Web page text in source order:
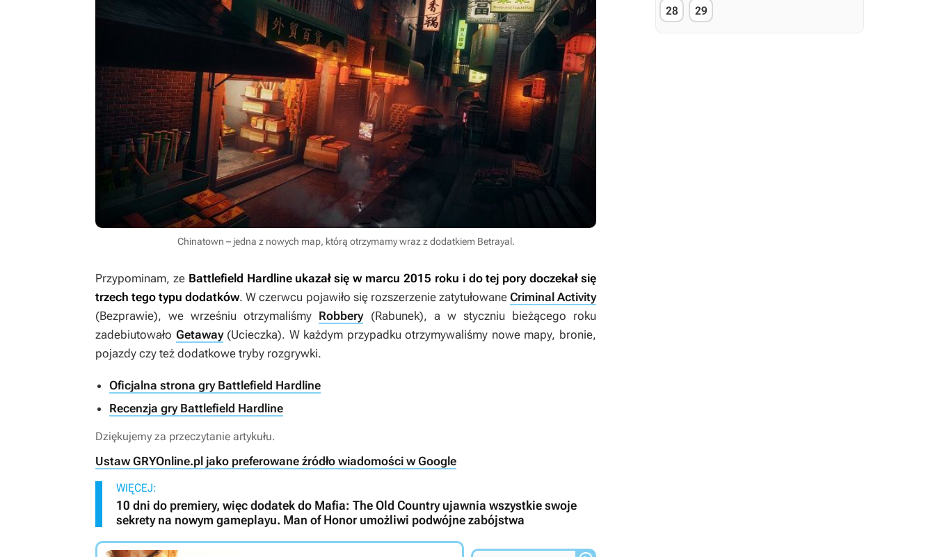
Chinatown – jedna z nowych map, którą otrzymamy wraz z dodatkiem Betrayal.
Przypominam, ze Battlefield Hardlineukazał się w marcu 2015 roku i do tej pory doczekał się
trzech tego typu dodatków. W czerwcu pojawiło się rozszerzenie zatytułowane Criminal Activity
(Bezprawie), we wrześniu otrzymaliśmy Robbery(Rabunek), a w styczniu bieżącego roku
zadebiutowało Getaway(Ucieczka). W każdym przypadku otrzymywaliśmy nowe mapy, bronie,
pojazdy czy też dodatkowe tryby rozgrywki.
Oficjalna strona gry Battlefield Hardline
Recenzja gry Battlefield Hardline
Dziękujemy za przeczytanie artykułu.
Ustaw GRYOnline.pl jako preferowane źródło wiadomości w Google
WIĘCEJ:
10 dni do premiery, więc dodatek do Mafia: The Old Country ujawnia wszystkie swoje
sekrety na nowym gameplayu. Man of Honor umożliwi podwójne zabójstwa
28 29